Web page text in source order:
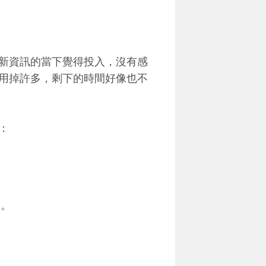
資訊的當下覺得投入，沒有感
掉許多，剩下的時間好像也不